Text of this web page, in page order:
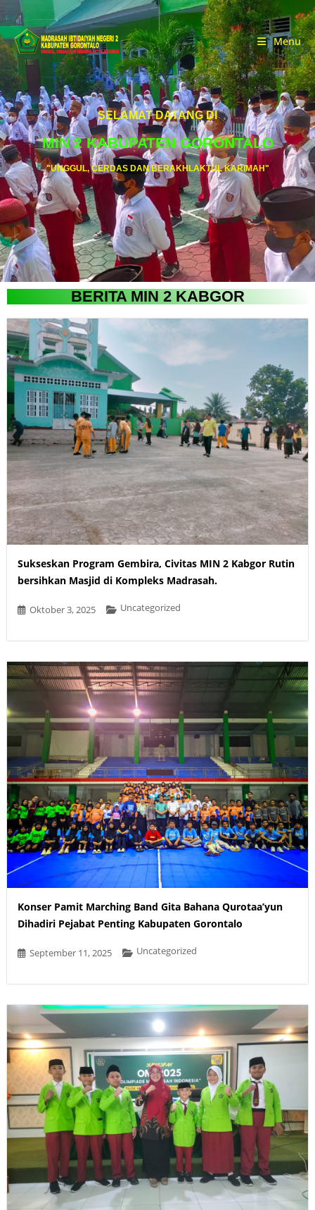
Menu
SELAMAT DATANG DI
MIN 2 KABUPATEN GORONTALO
"UNGGUL, CERDAS DAN BERAKHLAKTUL KARIMAH"
BERITA MIN 2 KABGOR
Sukseskan Program Gembira, Civitas MIN 2 Kabgor Rutin
bersihkan Masjid di Kompleks Madrasah.
Oktober 3, 2025 Uncategorized
Konser Pamit Marching Band Gita Bahana Qurotaa’yun
Dihadiri Pejabat Penting Kabupaten Gorontalo
September 11, 2025 Uncategorized